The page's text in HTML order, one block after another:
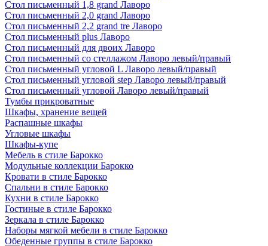
Стол письменный 1,8 grand Лаворо
Стол письменный 2,0 grand Лаворо
Стол письменный 2,2 grand tre Лаворо
Стол письменный plus Лаворо
Стол письменный для двоих Лаворо
Стол письменный со стеллажом Лаворо левый/правый
Стол письменный угловой L Лаворо левый/правый
Стол письменный угловой step Лаворо левый/правый
Стол письменный угловой Лаворо левый/правый
Тумбы прикроватные
Шкафы, хранение вещей
Распашные шкафы
Угловые шкафы
Шкафы-купе
Мебель в стиле Барокко
Модульные коллекции Барокко
Кровати в стиле Барокко
Спальни в стиле Барокко
Кухни в стиле Барокко
Гостиные в стиле Барокко
Зеркала в стиле Барокко
Наборы мягкой мебели в стиле Барокко
Обеденные группы в стиле Барокко